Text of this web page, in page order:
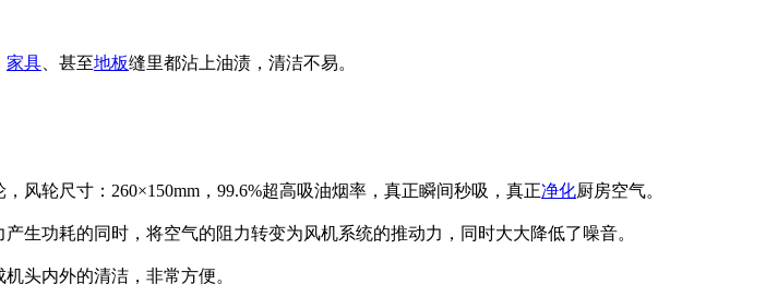
家具 、甚至地板缝里都沾上油渍，清洁不易。
轮尺寸：260×150mm，99.6%超高吸油烟率，真正瞬间秒吸，真正净化厨房空气。
产生功耗的同时，将空气的阻力转变为风机系统的推动力，同时大大降低了噪音。
头内外的清洁，非常方便。